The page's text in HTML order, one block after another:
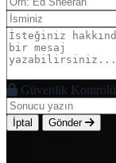
Güvenlik Kontrolü
İptal Gönder